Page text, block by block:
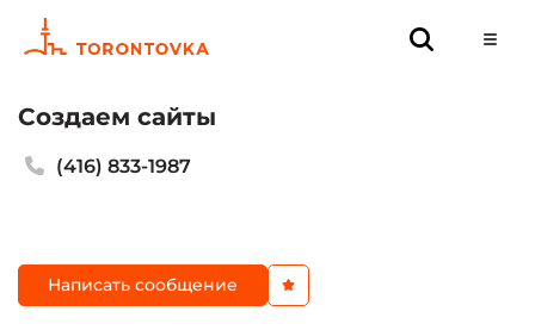
Создаем сайты
(416) 833-1987
Написать сообщение